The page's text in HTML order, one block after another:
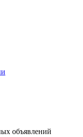
объявлений